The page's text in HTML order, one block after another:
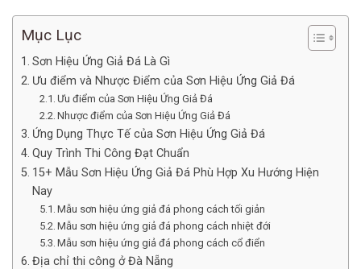
Mục Lục
Sơn Hiệu Ứng Giả Đá Là Gì
Ưu điểm và Nhược Điểm của Sơn Hiệu Ứng Giả Đá
Ưu điểm của Sơn Hiệu Ứng Giả Đá
Nhược điểm của Sơn Hiệu Ứng Giả Đá
Ứng Dụng Thực Tế của Sơn Hiệu Ứng Giả Đá
Quy Trình Thi Công Đạt Chuẩn
15+ Mẫu Sơn Hiệu Ứng Giả Đá Phù Hợp Xu Hướng Hiện
Nay
Mẫu sơn hiệu ứng giả đá phong cách tối giản
Mẫu sơn hiệu ứng giả đá phong cách nhiệt đới
Mẫu sơn hiệu ứng giả đá phong cách cổ điển
Địa chỉ thi công ở Đà Nẵng